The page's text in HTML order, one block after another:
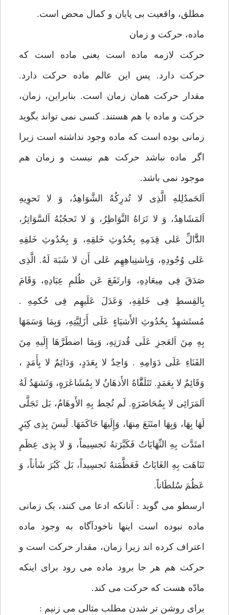
مطلق، واقعیت بی پایان و کمال محض است.
ماده، حرکت و زمان
حرکت لازمه ماده است یعنی ماده است که
حرکت دارد. پس این عالم ماده حرکت دارد.
مقدار حرکت همان زمان است. بنابراین، زمان،
حرکت و ماده با هم هستند. کسی نمی تواند بگوید
زمانی بوده است که ماده وجود نداشته است زیرا
اگر ماده نباشد حرکت هم نیست و زمان هم
موجود نمی باشد.
اَلحَمدُلِلهِ الَّذِی لا تُدرِکُهُ الشَّوَاهِدُ، وَ لا تَحوِیهِ
اَلمَشَاهِدُ، وَ لا تَرَاهُ النَّوَاظِرُ، وَ لا تَحجُبُهُ اَلسَّوَاتِرُ،
الدًَّّّّالِّ عَلی قِدَمِهِ بِحُدُوثِ خَلقِهِ، وَ بِحُدُوثِ خَلقِهِ
عَلی وُجُودِهِ، وَبِاشتِباهِهِم عَلی أَن لا شَبَهَ لَهُ. الَّذِی
صَدَقَ فِی مِیعَادِهِ، وَارتَفَعَ عَن ظُلمِ عِبَادِهِ، وَقَامَ
بِالقِسطِ فِی خَلقِهِ، وَعَدَلَ عَلَیهِم فِی حُکمِهِ .
مُستَشهِدٌ بِحُدُوثِ الأَشیَاءٍ عَلَی أَزَلِیَّتِهِ، وَبِمَا وَسَمَهَا
بِهِ مِنَ اَلعَجزِ عَلَی قُدرَتِهِ، وَبِمَا اضطَرَّهَا إِلَیهِ مِنَ
الفَنَاءِ عَلَی دَوَامِهِ . وَاحِدٌ لا بِعَدَدٍ، وَدَائِمٌ لا بِأَمَدٍ ،
وَقَائِمٌ لا بِعَمَدٍ. تَتَلَقَّّاهُ الأَذهَانُ لا بِمُشَاعَرَهٍ، وَتَشهَدُ لَهُ
اَلمَرَائِی لا بِمُحَاضَرَهٍ. لَم تُحِط بِهِ الأَوهَامُ، بَل تَجَلَّی
لَهَا بِهَا، وَبِهَا امتَنَعَ مِنهَا، وَإِلَیهَا حَاکَمَهَا. لَیسَ بِذِی کِبَرٍ
امتَدَّت بِهِ النِّهَایَاتُ فَکَبَّرَتهُ تَجسِیماً، وَ لا بِذِی عِظَمِ
تَنَاهَت بِهِ الغَایَاتُ فَعَظَّمَتهُ تَجسِیداً، بَل کَبُرَ شَأناً، وَ
عَظُمَ سُلطَاناً.
ارسطو می گوید : آنانکه ادعا می کنند، یک زمانی
ماده نبوده است اینها ناخودآگاه به وجود ماده
اعتراف کرده اند زیرا زمان، مقدار حرکت است و
حرکت هم هر جا برود ماده می رود برای اینکه
مادّه هست که حرکت می کند.
برای روشن تر شدن مطلب مثالی می زنیم :